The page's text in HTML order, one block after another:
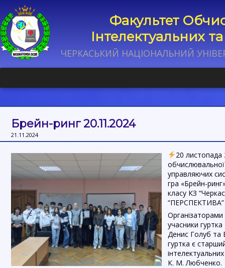
Факультет
Інтелектуальних
ЧЕРКАСЬКИЙ НАЦІОНАЛЬНИЙ
Брейн-ринг 20.11.2024
21.11.2024
20 листопада
обчислювальної
управляючих
гра «Брейн-
класу КЗ
Організаторами
учасники
Денис Голуб та
гуртка є
К. М. Любченко.